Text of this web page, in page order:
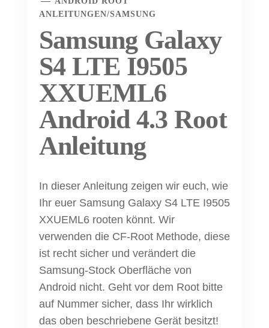
ANLEITUNGEN/SAMSUNG
Samsung Galaxy
S4 LTE I9505
XXUEML6
Android 4.3 Root
Anleitung
In dieser Anleitung zeigen wir euch, wie
Ihr euer Samsung Galaxy S4 LTE I9505
XXUEML6 rooten könnt. Wir
verwenden die CF-Root Methode, diese
ist recht sicher und verändert die
Samsung-Stock Oberfläche von
Android nicht. Geht vor dem Root bitte
auf Nummer sicher, dass Ihr wirklich
das oben beschriebene Gerät besitzt!